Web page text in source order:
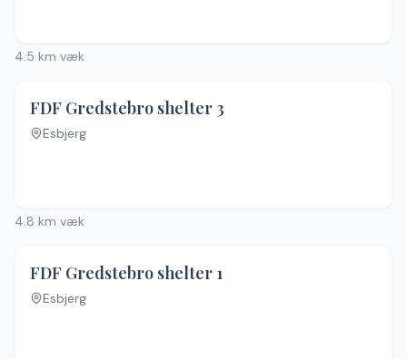
4.5 km væk
FDF Gredstebro shelter 3
Esbjerg
4.8 km væk
FDF Gredstebro shelter 1
Esbjerg